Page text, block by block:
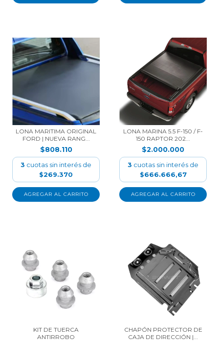
LONA MARITIMA ORIGINAL
FORD | NUEVA RANG...
$808.110
3 cuotas sin interés de
$269.370
LONA MARINA 5.5 F-150 / F-
150 RAPTOR 202...
$2.000.000
3 cuotas sin interés de
$666.666,67
KIT DE TUERCA
ANTIRROBO
CHAPÓN PROTECTOR DE
CAJA DE DIRECCIÓN |...